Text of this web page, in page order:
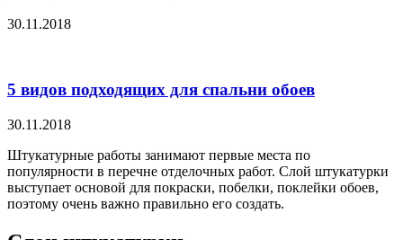
30.11.2018
5 видов подходящих для спальни обоев
30.11.2018
Штукатурные работы занимают первые места по
популярности в перечне отделочных работ. Слой штукатурки
выступает основой для покраски, побелки, поклейки обоев,
поэтому очень важно правильно его создать.